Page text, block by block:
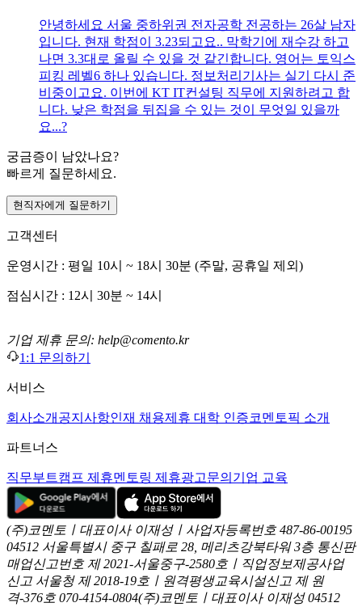
안녕하세요 서울 중하위권 전자공학 전공하는 26살 남자
입니다. 현재 학점이 3.23되고요.. 막학기에 재수강 하고
나면 3.3대로 올릴 수 있을 것 같긴합니다. 영어는 토익스
피킹 레벨6 하나 있습니다. 정보처리기사는 실기 다시 준
비중이고요. 이번에 KT IT컨설팅 직무에 지원하려고 합
니다. 낮은 학점을 뒤집을 수 있는 것이 무엇일 있을까
요...?
궁금증이 남았나요?
빠르게 질문하세요.
현직자에게 질문하기
고객센터
운영시간 : 평일 10시 ~ 18시 30분 (주말, 공휴일 제외)
점심시간 : 12시 30분 ~ 14시
기업 제휴 문의: help@comento.kr
1:1 문의하기
서비스
회사소개 공지사항인재 채용제휴 대학 인증코멘토픽 소개
파트너스
직무부트캠프 제휴멘토링 제휴광고문의 기업 교육
(주)코멘토ㅣ대표이사 이재성ㅣ사업자등록번호 487-86-00195
04512 서울특별시 중구 칠패로 28, 메리츠강북타워 3층 통신판
매업신고번호 제 2021-서울중구-2580호ㅣ직업정보제공사업
신고 서울청 제 2018-19호ㅣ원격평생교육시설신고 제 원
격-376호 070-4154-0804(주)코멘토ㅣ대표이사 이재성 04512